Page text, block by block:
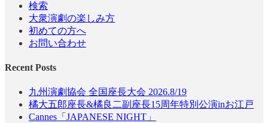
検索
大衆演劇の楽しみ方
初めての方へ
お問い合わせ
Recent Posts
九州演劇協会 全国座長大会 2026.8/19
橘大五郎座長&橘良二副座長15周年特別公演inお江戸
Cannes「JAPANESE NIGHT」